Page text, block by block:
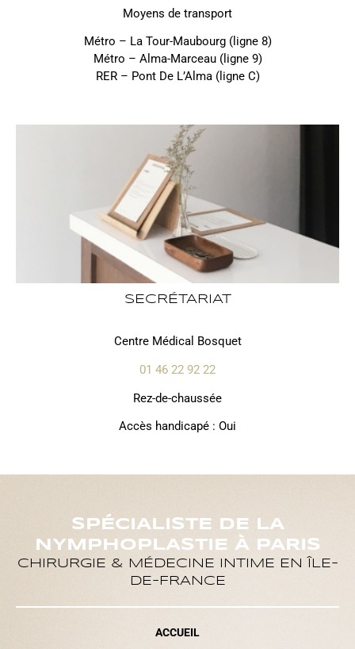
Moyens de transport
Métro – La Tour-Maubourg (ligne 8)
Métro – Alma-Marceau (ligne 9)
RER – Pont De L’Alma (ligne C)
SECRÉTARIAT
Centre Médical Bosquet
01 46 22 92 22
Rez-de-chaussée
Accès handicapé : Oui
SPÉCIALISTE DE LA
NYMPHOPLASTIE À PARIS
CHIRURGIE & MÉDECINE INTIME EN ÎLE-
DE-FRANCE
ACCUEIL